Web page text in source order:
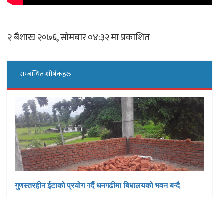
२ बैशाख २०७६, सोमबार ०४:३२ मा प्रकाशित
सम्बन्धित शीर्षकहरु
गुणस्तरहीन ईटाको प्रयोग गर्दै धनगढीमा बिधालयको भवन बन्दै